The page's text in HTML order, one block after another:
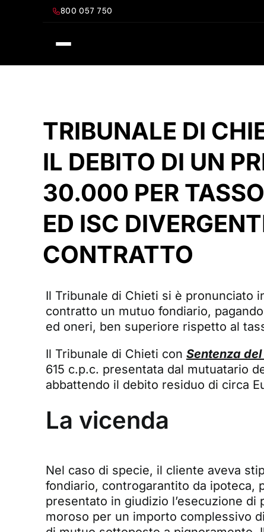
800 057 750
TRIBUNALE DI
IL DEBITO DI UN
30.000 PER
ED ISC
CONTRATTO
Il Tribunale di Chieti si è pronunciato
contratto un mutuo fondiario,
ed oneri, ben superiore rispetto al
Il Tribunale di Chieti con Sentenza
615 c.p.c. presentata dal mutuatario
abbattendo il debito residuo di circa
La vicenda
Nel caso di specie, il cliente aveva
fondiario, controgarantito da ipoteca,
presentato in giudizio l’esecuzione
moroso per un importo complessivo